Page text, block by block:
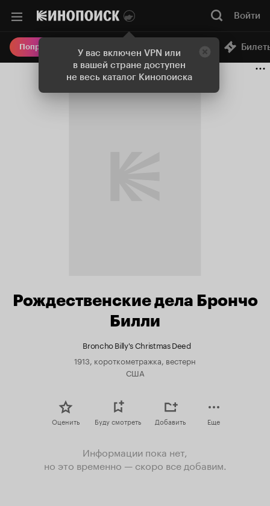
У вас включен VPN или
в вашей стране доступен
не весь каталог Кинопоиска
Войти
Попробовать Плюс Онлайн-кинотеатр
Рождественские дела Брончо
Билли
Broncho Billy's Christmas Deed
1913, короткометражка, вестерн
США
Оценить Буду смотреть Добавить Еще
Информации пока нет,
но это временно — скоро все добавим.